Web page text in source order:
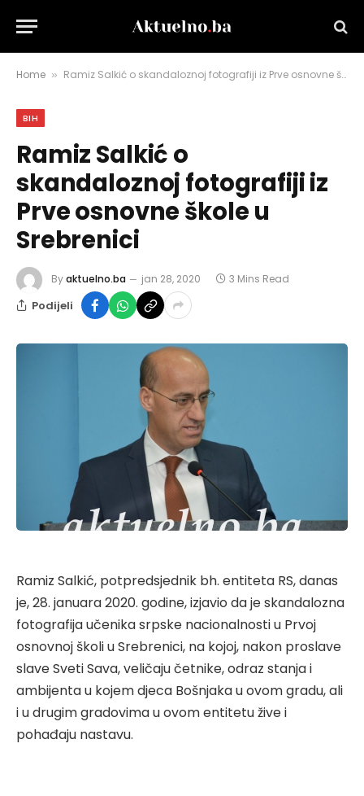
Home » Ramiz Salkić o skandaloznoj fotografiji iz Prve osnovne škole u Srebrenici
BIH
Ramiz Salkić o
skandaloznoj fotografiji iz
Prve osnovne škole u
Srebrenici
Byaktuelno.ba jan 28, 2020 3 Mins Read
Podijeli
Ramiz Salkić, potpredsjednik bh. entiteta RS, danas
je, 28. januara 2020. godine, izjavio da je skandalozna
fotografija učenika srpske nacionalnosti u Prvoj
osnovnoj školi u Srebrenici, na kojoj, nakon proslave
slave Sveti Sava, veličaju četnike, odraz stanja i
ambijenta u kojem djeca Bošnjaka u ovom gradu, ali
i u drugim gradovima u ovom entitetu žive i
pohađaju nastavu.